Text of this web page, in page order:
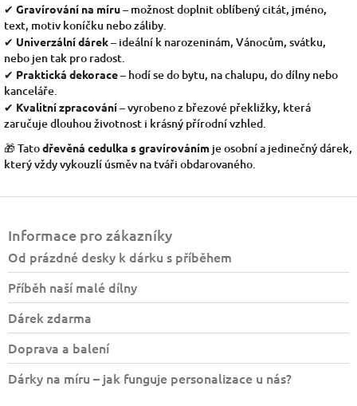
✔ Gravírování na míru– možnost doplnit oblíbený citát, jméno,
text, motiv koníčku nebo záliby.
✔ Univerzální dárek– ideální k narozeninám, Vánocům, svátku,
nebo jen tak pro radost.
✔ Praktická dekorace– hodí se do bytu, na chalupu, do dílny nebo
kanceláře.
✔ Kvalitní zpracování– vyrobeno z březové překližky, která
zaručuje dlouhou životnost i krásný přírodní vzhled.
🎁 Tatodřevěná cedulka s gravírováním je osobní a jedinečný dárek,
který vždy vykouzlí úsměv na tváři obdarovaného.
Informace pro zákazníky
Od prázdné desky k dárku s příběhem
Příběh naší malé dílny
Dárek zdarma
Doprava a balení
Dárky na míru – jak funguje personalizace u nás?